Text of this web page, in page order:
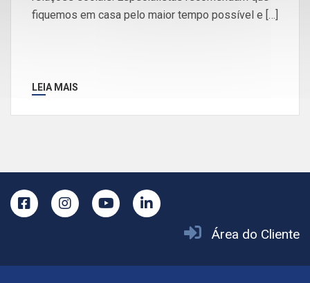
fiquemos em casa pelo maior tempo possível e […]
LEIA MAIS
Área do Cliente